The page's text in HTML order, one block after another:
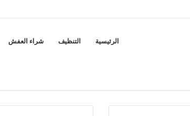
الرئيسية التنظيف شراء العفش